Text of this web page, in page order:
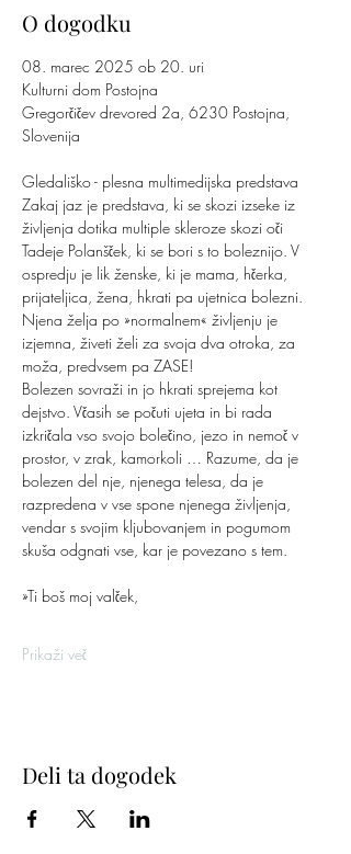
O dogodku
08. marec 2025 ob 20. uri
Kulturni dom Postojna
Gregorčičev drevored 2a, 6230 Postojna,
Slovenija
Gledališko - plesna multimedijska predstava
Zakaj jaz je predstava, ki se skozi izseke iz
življenja dotika multiple skleroze skozi oči
Tadeje Polanšček, ki se bori s to boleznijo. V
ospredju je lik ženske, ki je mama, hčerka,
prijateljica, žena, hkrati pa ujetnica bolezni.
Njena želja po »normalnem« življenju je
izjemna, živeti želi za svoja dva otroka, za
moža, predvsem pa ZASE!
Bolezen sovraži in jo hkrati sprejema kot
dejstvo. Včasih se počuti ujeta in bi rada
izkričala vso svojo bolečino, jezo in nemoč v
prostor, v zrak, kamorkoli … Razume, da je
bolezen del nje, njenega telesa, da je
razpredena v vse spone njenega življenja,
vendar s svojim kljubovanjem in pogumom
skuša odgnati vse, kar je povezano s tem.
»Ti boš moj valček,
Prikaži več
Deli ta dogodek